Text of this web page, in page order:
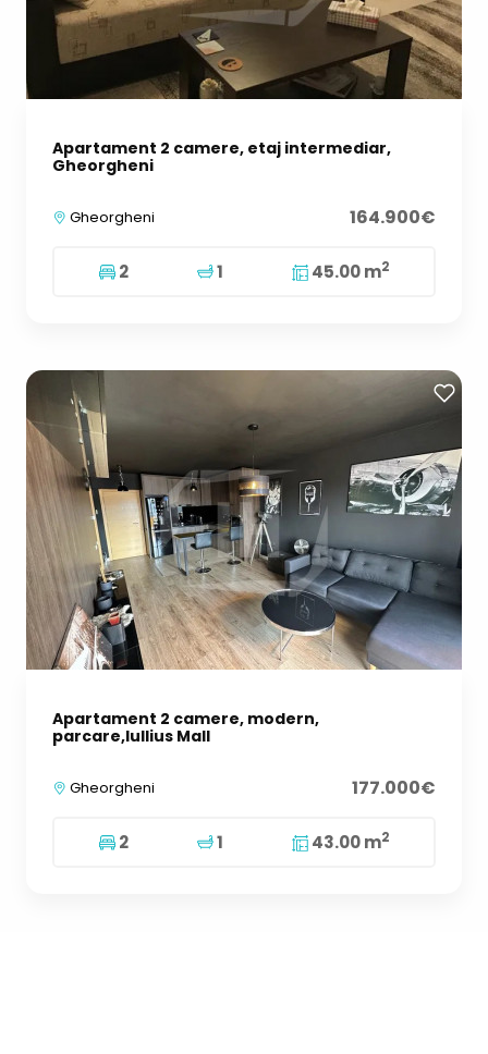
Apartament 2 camere, etaj intermediar,
Gheorgheni
Gheorgheni 164.900€
2 1 45.00 m2
Apartament 2 camere, modern,
parcare,Iullius Mall
Gheorgheni 177.000€
2 1 43.00 m2